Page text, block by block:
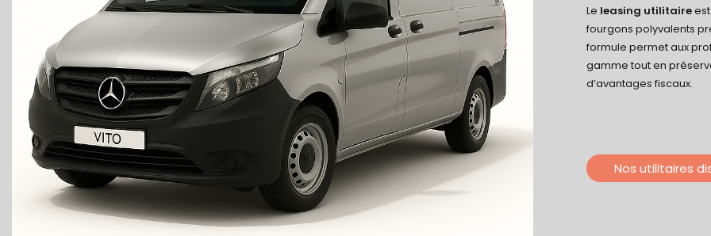
Le leasing utilitaire
fourgons polyvalents
formule permet aux
gamme tout en
d’avantages fiscaux.
Nos utilitaires